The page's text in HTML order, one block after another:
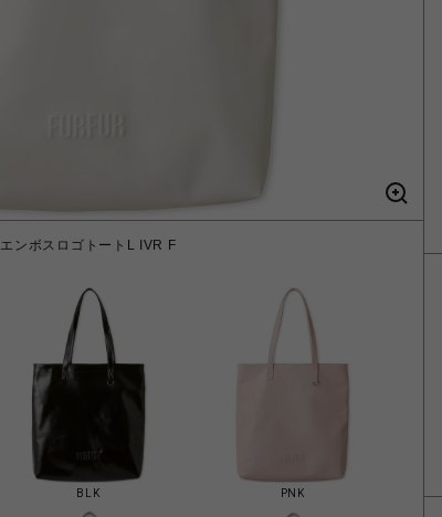
エンボスロゴトートL IVR F
BLK PNK